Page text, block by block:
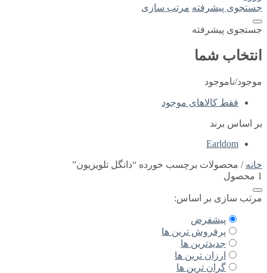
جستجوی پیشرفته مرتب سازی
جستجوی پیشرفته
انتخاب شما
موجود/ناموجود
فقط کالاهای موجود
بر اساس برند
Earldom
خانه / محصولات برچسب خورده “دانگل تلویزیون”
1 محصول
مرتب سازی بر اساس:
پیشفرض
پرفروش ترین ها
جدیدترین ها
ارزان ترین ها
گران ترین ها